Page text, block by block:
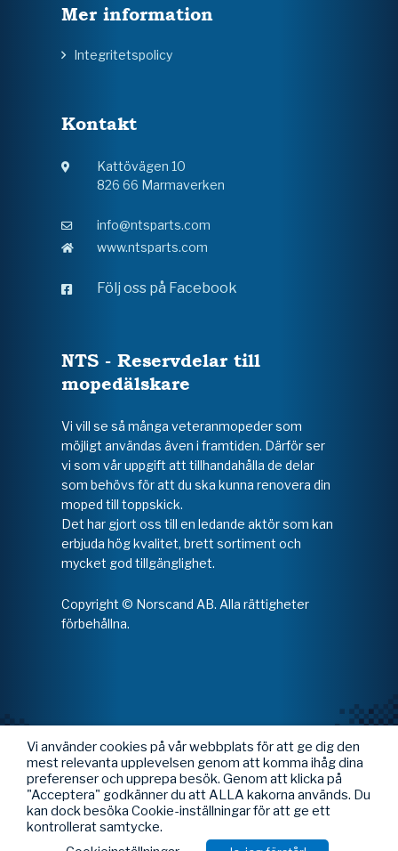
Mer information
Integritetspolicy
Kontakt
Kattövägen 10
826 66 Marmaverken
info@ntsparts.com
www.ntsparts.com
Följ oss på Facebook
NTS - Reservdelar till
mopedälskare
Vi vill se så många veteranmopeder som
möjligt användas även i framtiden. Därför ser
vi som vår uppgift att tillhandahålla de delar
som behövs för att du ska kunna renovera din
moped till toppskick.
Det har gjort oss till en ledande aktör som kan
erbjuda hög kvalitet, brett sortiment och
mycket god tillgänglighet.
Copyright © Norscand AB. Alla rättigheter
förbehållna.
Vi använder cookies på vår webbplats för att ge dig den
mest relevanta upplevelsen genom att komma ihåg dina
preferenser och upprepa besök. Genom att klicka på
"Acceptera" godkänner du att ALLA kakorna används. Du
kan dock besöka Cookie-inställningar för att ge ett
kontrollerat samtycke.